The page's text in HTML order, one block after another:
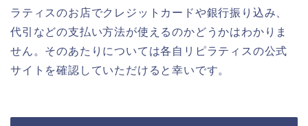
ラティスのお店でクレジットカードや銀行振り込み、
代引などの支払い方法が使えるのかどうかはわかりま
せん。そのあたりについては各自リピラティスの公式
サイトを確認していただけると幸いです。